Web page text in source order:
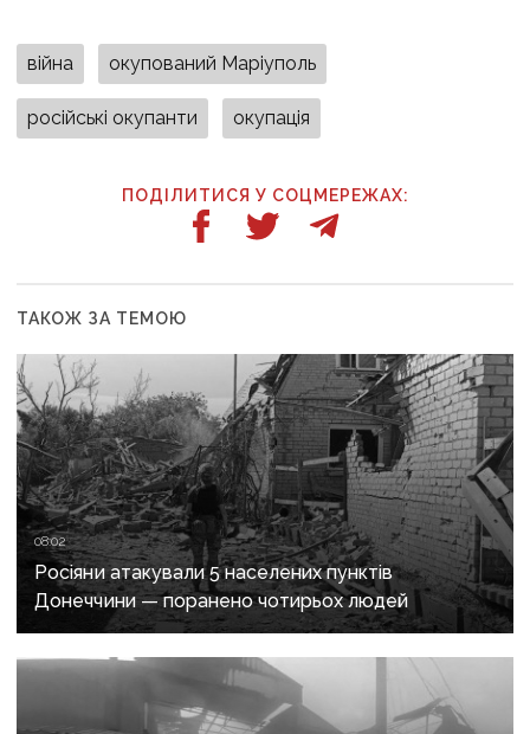
війна окупований Маріуполь
російські окупанти окупація
ПОДІЛИТИСЯ У СОЦМЕРЕЖАХ:
ТАКОЖ ЗА ТЕМОЮ
08:02
Росіяни атакували 5 населених пунктів
Донеччини — поранено чотирьох людей